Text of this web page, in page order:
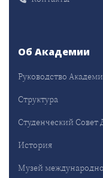
Об Академии
Руководство
Структура
Студенческий
История
Музей